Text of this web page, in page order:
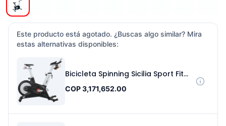
Este producto está agotado. ¿Buscas algo similar? Mira
estas alternativas disponibles:
Bicicleta Spinning Sicilia Sport Fitness 070404
COP 3,171,652.00